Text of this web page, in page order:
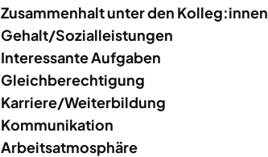
Zusammenhalt unter den Kolleg:innen
Gehalt/Sozialleistungen
Interessante Aufgaben
Gleichberechtigung
Karriere/Weiterbildung
Kommunikation
Arbeitsatmosphäre